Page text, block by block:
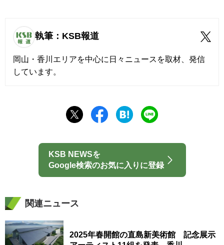
執筆：KSB報道
岡山・香川エリアを中心に日々ニュースを取材、発信
しています。
KSB NEWSを
Google検索のお気に入りに登録
関連ニュース
2025年春開館の直島新美術館 記念展示